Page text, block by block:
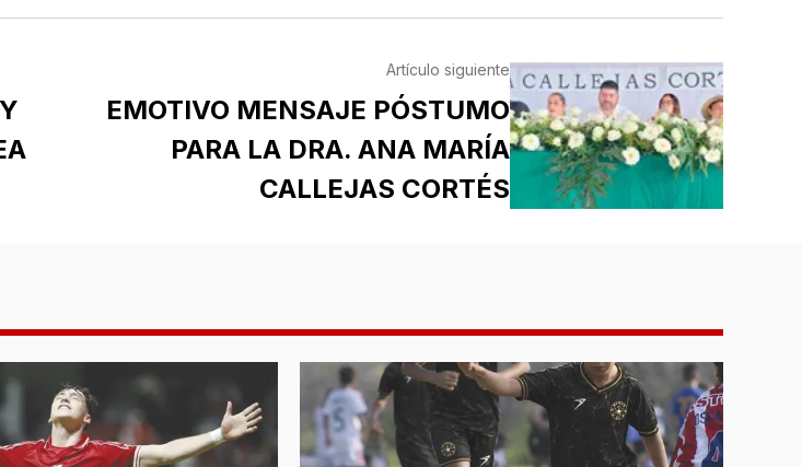
Artículo siguiente
EMOTIVO MENSAJE PÓSTUMO
PARA LA DRA. ANA MARÍA
CALLEJAS CORTÉS